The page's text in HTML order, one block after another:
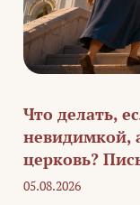
Что делать,
невидимкой,
церковь?
05.08.2026